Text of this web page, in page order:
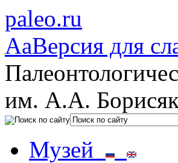
paleo.ru
AaВерсия для
им. А.А.
Музей